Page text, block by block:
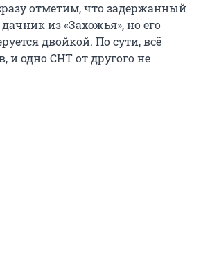
отметим, что задержанный
из «Захожья», но его
двойкой. По сути, всё
и одно СНТ от другого не